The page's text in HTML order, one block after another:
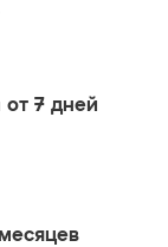
от 7 дней